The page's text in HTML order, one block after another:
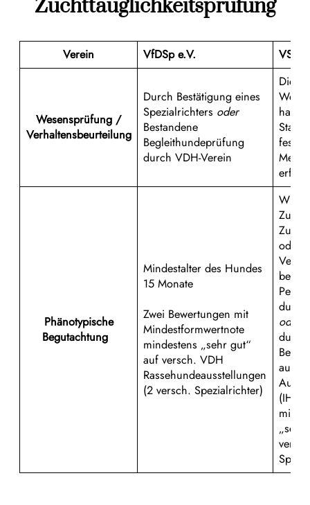
Zuchttauglichkeitsprüfung
Verein VfDSp e.V. VSVR
Wesensprüfung /
Verhaltensbeurteilung
Durch Bestätigung eines
Spezialrichters oder
Bestandene
Begleithundeprüfung
durch VDH-Verein
Die
hat
Phänotypische
Begutachtung
Mindestalter des Hundes
15 Monate
Zwei Bewertungen mit
Mindestformwertnote
mindestens „sehr gut“
auf versch. VDH
Rassehundeausstellungen
(2 versch. Spezialrichter)
Wird
oder
Verein
oder
durch
auf
(IHV)
„sehr